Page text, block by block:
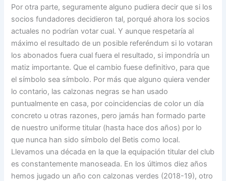
Por otra parte, seguramente alguno pudiera decir que si los
socios fundadores decidieron tal, porqué ahora los socios
actuales no podrían votar cual. Y aunque respetaría al
máximo el resultado de un posible referéndum si lo votaran
los abonados fuera cual fuera el resultado, si impondría un
matiz importante. Que el cambio fuese definitivo, para que
el símbolo sea símbolo. Por más que alguno quiera vender
lo contario, las calzonas negras se han usado
puntualmente en casa, por coincidencias de color un día
concreto u otras razones, pero jamás han formado parte
de nuestro uniforme titular (hasta hace dos años) por lo
que nunca han sido símbolo del Betis como local.
Llevamos una década en la que la equipación titular del club
es constantemente manoseada. En los últimos diez años
hemos jugado un año con calzonas verdes (2018-19), otro